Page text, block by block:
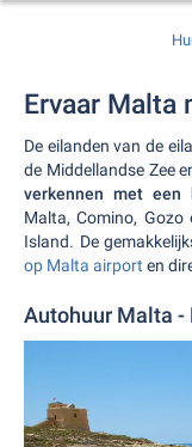
Ervaar Malta
De eilanden van de
de Middellandse Zee
verkennen met een
Malta, Comino,
Island. De
op Malta airport en
Autohuur Malta -